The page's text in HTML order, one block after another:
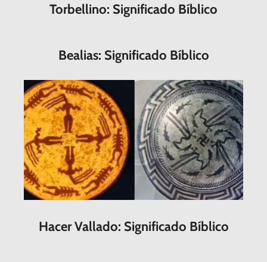
Torbellino: Significado Bíblico
Bealias: Significado Bíblico
Hacer Vallado: Significado Bíblico